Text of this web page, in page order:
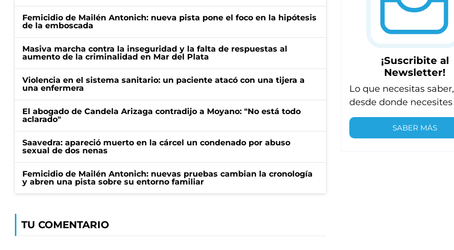
Femicidio de Mailén Antonich: nueva pista pone el foco en la hipótesis
de la emboscada
Masiva marcha contra la inseguridad y la falta de respuestas al
aumento de la criminalidad en Mar del Plata
Violencia en el sistema sanitario: un paciente atacó con una tijera a
una enfermera
El abogado de Candela Arizaga contradijo a Moyano: "No está todo
aclarado"
Saavedra: apareció muerto en la cárcel un condenado por abuso
sexual de dos nenas
Femicidio de Mailén Antonich: nuevas pruebas cambian la cronología
y abren una pista sobre su entorno familiar
TU COMENTARIO
¡Suscribite al
Newsletter!
Lo que necesitas saber,
desde donde necesites
SABER MÁS